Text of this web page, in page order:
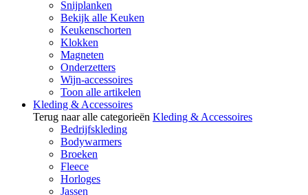
Snijplanken
Bekijk alle Keuken
Keukenschorten
Klokken
Magneten
Onderzetters
Wijn-accessoires
Toon alle artikelen
Kleding & Accessoires
Terug naar alle categorieën Kleding & Accessoires
Bedrijfskleding
Bodywarmers
Broeken
Fleece
Horloges
Jassen